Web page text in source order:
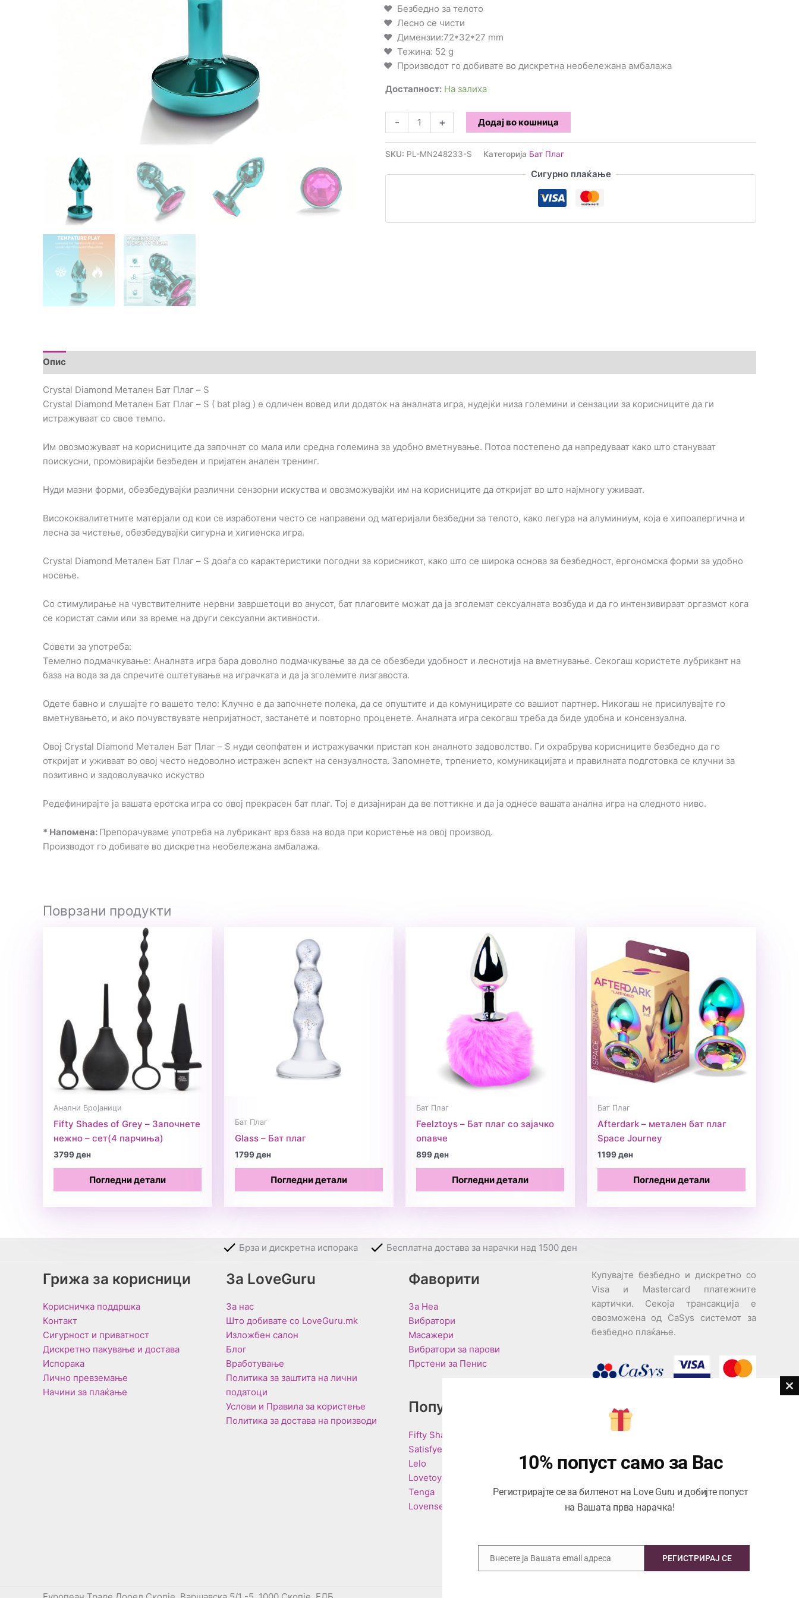
Безбедно за телото
Лесно се чисти
Димензии:72*32*27 mm
Тежина: 52 g
Производот го добивате во дискретна необележана амбалажа
Достапност: На залиха
-
Diamond
Метален
Бат
Плаг
+ Додај во кошница
SKU: PL-MN248233-S Категорија Бат Плаг
Сигурно плаќање
Опис
Crystal Diamond Метален Бат Плаг – S
Crystal Diamond Метален Бат Плаг – S ( bat plag ) е одличен вовед или додаток на аналната игра, нудејќи низа големини и сензации за корисниците да ги
истражуваат со свое темпо.
Им овозможуваат на корисниците да започнат со мала или средна големина за удобно вметнување. Потоа постепено да напредуваат како што стануваат
поискусни, промовирајќи безбеден и пријатен анален тренинг.
Нуди мазни форми, обезбедувајќи различни сензорни искуства и овозможувајќи им на корисниците да откријат во што најмногу уживаат.
Висококвалитетните матерјали од кои се изработени често се направени од материјали безбедни за телото, како легура на алуминиум, која е хипоалергична и
лесна за чистење, обезбедувајќи сигурна и хигиенска игра.
Crystal Diamond Метален Бат Плаг – S доаѓа со карактеристики погодни за корисникот, како што се широкa основa за безбедност, ергономскa форми за удобно
носење.
Со стимулирање на чувствителните нервни завршетоци во анусот, бат плаговите можат да ја зголемат сексуалната возбуда и да го интензивираат оргазмот кога
се користат сами или за време на други сексуални активности.
Совети за употреба:
Темелно подмачкување: Аналната игра бара доволно подмачкување за да се обезбеди удобност и леснотија на вметнување. Секогаш користете лубрикант на
база на вода за да спречите оштетување на играчката и да ја зголемите лизгавоста.
Одете бавно и слушајте го вашето тело: Клучно е да започнете полека, да се опуштите и да комуницирате со вашиот партнер. Никогаш не присилувајте го
вметнувањето, и ако почувствувате непријатност, застанете и повторно проценете. Аналната игра секогаш треба да биде удобна и консензуална.
Овој Crystal Diamond Метален Бат Плаг – S нуди сеопфатен и истражувачки пристап кон аналното задоволство. Ги охрабрува корисниците безбедно да го
откријат и уживаат во овој често недоволно истражен аспект на сензуалноста. Запомнете, трпението, комуникацијата и правилната подготовка се клучни за
позитивно и задоволувачко искуство
Редефинирајте ја вашата еротска игра со овој прекрасен бат плаг. Тој е дизајниран да ве поттикне и да ја однесе вашата анална игра на следното ниво.
* Напомена: Препорачуваме употреба на лубрикант врз база на вода при користење на овој производ.
Производот го добивате во дискретна необележана амбалажа.
Поврзани продукти
Анални Бројаници
Fifty Shades of Grey – Започнете
нежно – сет(4 парчиња)
3799ден
Погледни детали
Бат Плаг
Glass – Бат плаг
1799ден
Погледни детали
Бат Плаг
Feelztoys – Бат плаг со зајачко
опавче
899ден
Погледни детали
Бат Плаг
Afterdark – метален бат плаг
Space Journey
1199ден
Погледни детали
Брза и дискретна испорака Бесплатна достава за нарачки над 1500 ден
Грижа за корисници
Корисничка поддршка
Контакт
Сигурност и приватност
Дискретно пакување и достава
Испорака
Лично превземање
Начини за плаќање
За LoveGuru
За нас
Што добивате со LoveGuru.mk
Изложбен салон
Блог
Вработување
Политика за заштита на лични
податоци
Услови и Правила за користење
Политика за достава на производи
Фаворити
За Неа
Вибратори
Масажери
Вибратори за парови
Прстени за Пенис
Популарни Брендови
Fifty Shades of Grey
Satisfyer
Lelo
Lovetoy
Tenga
Lovense
Купувајте безбедно и дискретно со
Visa и Mastercard платежните
картички. Секоја трансакција е
овозможена од CaSys системот за
безбедно плаќање.
Центар за корисници
076945497; 076945498
Email:
contact@loveguru.mk
Саб – Нед: 10-18
10% попуст само за Вас
Регистрирајте се за билтенот на Love Guru и добијте попуст
на Вашата прва нарачка!
Email
Внесете ја Вашата email адреса РЕГИСТРИРАЈ СЕ